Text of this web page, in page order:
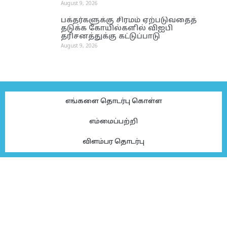
August 9, 2026
பக்தர்களுக்கு சிரமம் ஏற்படுவதைத்
தடுக்க கோயில்களில் விஐபி
தரிசனத்துக்கு கட்டுப்பாடு
August 9, 2026
எங்களை தொடர்பு கொள்ள
எம்மைப்பற்றி
விளம்பர தொடர்பு